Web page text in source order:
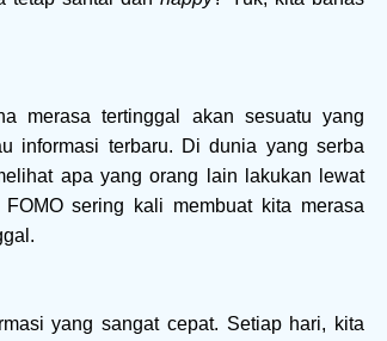
merasa tertinggal akan sesuatu yang
informasi terbaru. Di dunia yang serba
apa yang orang lain lakukan lewat
sering kali membuat kita merasa
yang sangat cepat. Setiap hari, kita